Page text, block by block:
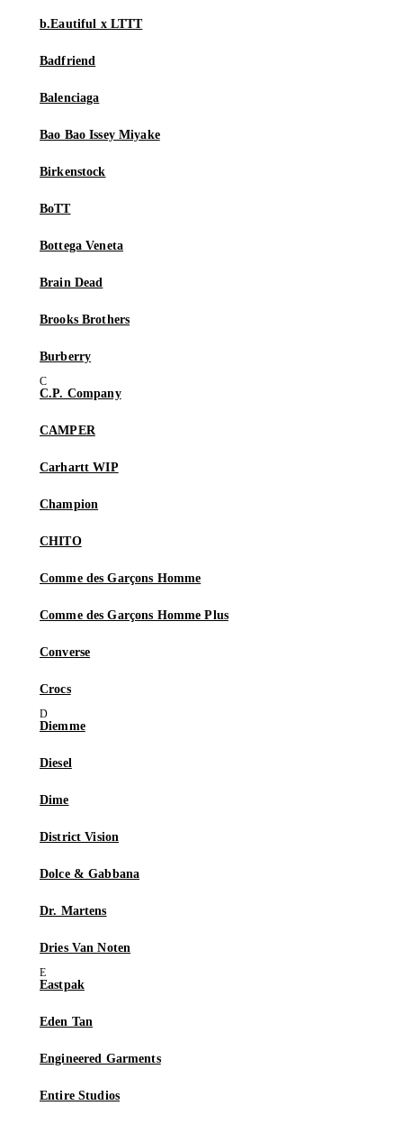
b.Eautiful x LTTT
Badfriend
Balenciaga
Bao Bao Issey Miyake
Birkenstock
BoTT
Bottega Veneta
Brain Dead
Brooks Brothers
Burberry
C.P. Company
CAMPER
Carhartt WIP
Champion
CHITO
Comme des Garçons Homme
Comme des Garçons Homme Plus
Converse
Crocs
Diemme
Diesel
Dime
District Vision
Dolce & Gabbana
Dr. Martens
Dries Van Noten
Eastpak
Eden Tan
Engineered Garments
Entire Studios